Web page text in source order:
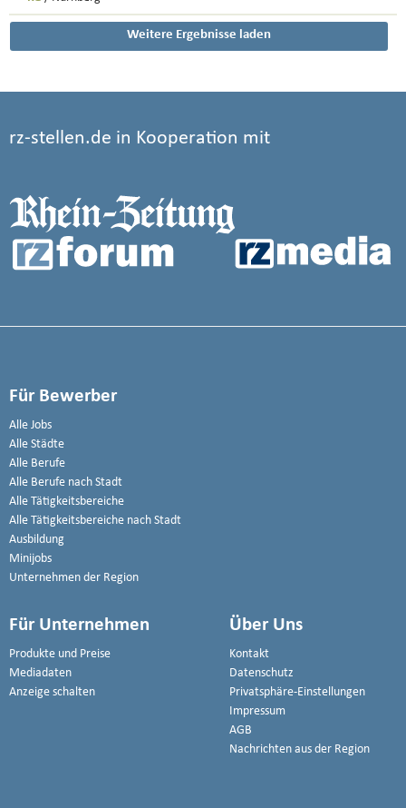
Weitere Ergebnisse laden
rz-stellen.de in Kooperation mit
Für Bewerber
Alle Jobs
Alle Städte
Alle Berufe
Alle Berufe nach Stadt
Alle Tätigkeitsbereiche
Alle Tätigkeitsbereiche nach Stadt
Ausbildung
Minijobs
Unternehmen der Region
Für Unternehmen
Produkte und Preise
Mediadaten
Anzeige schalten
Über Uns
Kontakt
Datenschutz
Privatsphäre-Einstellungen
Impressum
AGB
Nachrichten aus der Region